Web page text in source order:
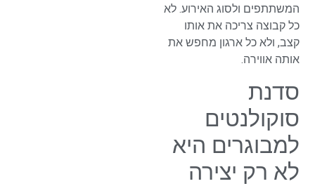
המשתתפים ולסוג האירוע. לא
כל קבוצה צריכה את אותו
קצב, ולא כל ארגון מחפש את
אותה אווירה.
סדנת
סוקולנטים
למבוגרים היא
לא רק יצירה